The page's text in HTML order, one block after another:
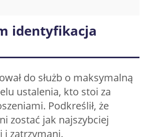
identyfikacja
do służb o maksymalną
ustalenia, kto stoi za
Podkreślił, że
zostać jak najszybciej
i zatrzymani.